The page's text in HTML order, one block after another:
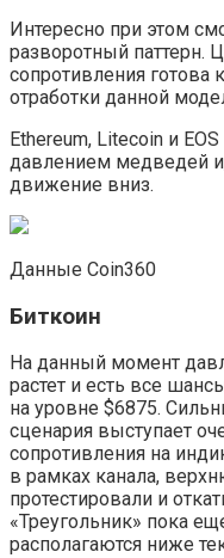
Интересно при этом
разворотный паттерн.
сопротивления готова
отработки данной
Ethereum, Litecoin и
давлением медведей
движение вниз.
Данные Coin360
Биткоин
На данный момент
растет и есть все
на уровне $6875.
сценария выступает
сопротивления на
в рамках канала,
протестировали и
«Треугольник» пока
располагаются ниже